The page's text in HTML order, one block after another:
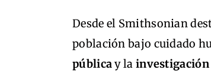
Desde el Smithsonian
población bajo cuidado
pública y la